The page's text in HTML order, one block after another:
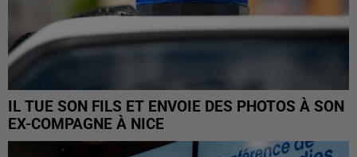
IL TUE SON FILS ET ENVOIE DES PHOTOS À SON
EX-COMPAGNE À NICE